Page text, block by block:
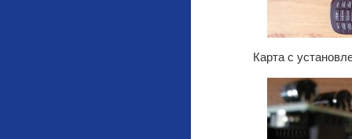
Карта с